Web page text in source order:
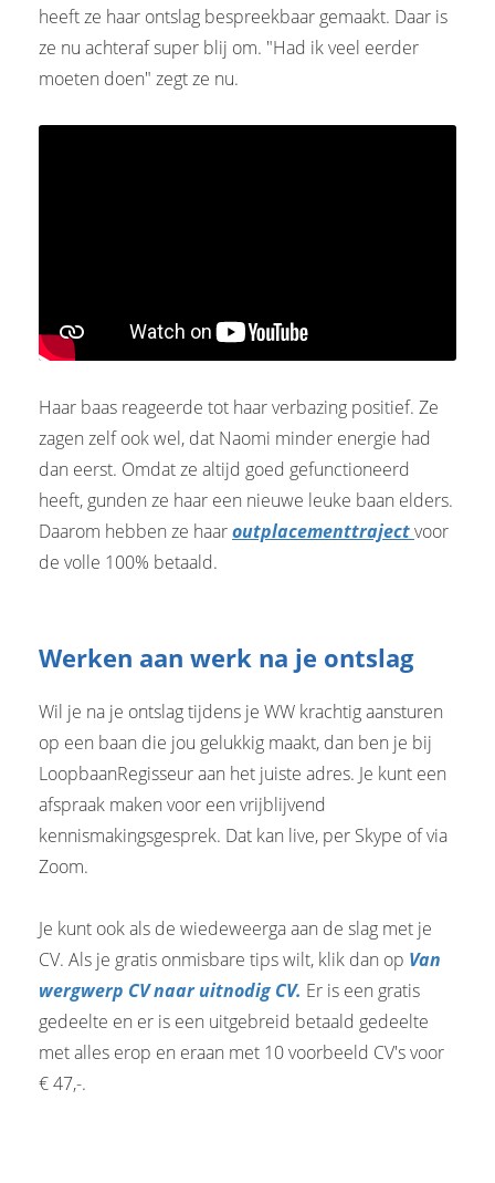
heeft ze haar ontslag bespreekbaar gemaakt. Daar is
ze nu achteraf super blij om. "Had ik veel eerder
moeten doen" zegt ze nu.
Haar baas reageerde tot haar verbazing positief. Ze
zagen zelf ook wel, dat Naomi minder energie had
dan eerst. Omdat ze altijd goed gefunctioneerd
heeft, gunden ze haar een nieuwe leuke baan elders.
Daarom hebben ze haaroutplacementtrajectvoor
de volle 100% betaald.
Werken aan werk na je ontslag
Wil je na je ontslag tijdens je WW krachtig aansturen
op een baan die jou gelukkig maakt, dan ben je bij
LoopbaanRegisseur aan het juiste adres. Je kunt een
afspraak maken voor een vrijblijvend
kennismakingsgesprek. Dat kan live, per Skype of via
Zoom.
Je kunt ook als de wiedeweerga aan de slag met je
CV. Als je gratis onmisbare tips wilt, klik dan op Van
wergwerp CV naar uitnodig CV. Er is een gratis
gedeelte en er is een uitgebreid betaald gedeelte
met alles erop en eraan met 10 voorbeeld CV's voor
€ 47,-.